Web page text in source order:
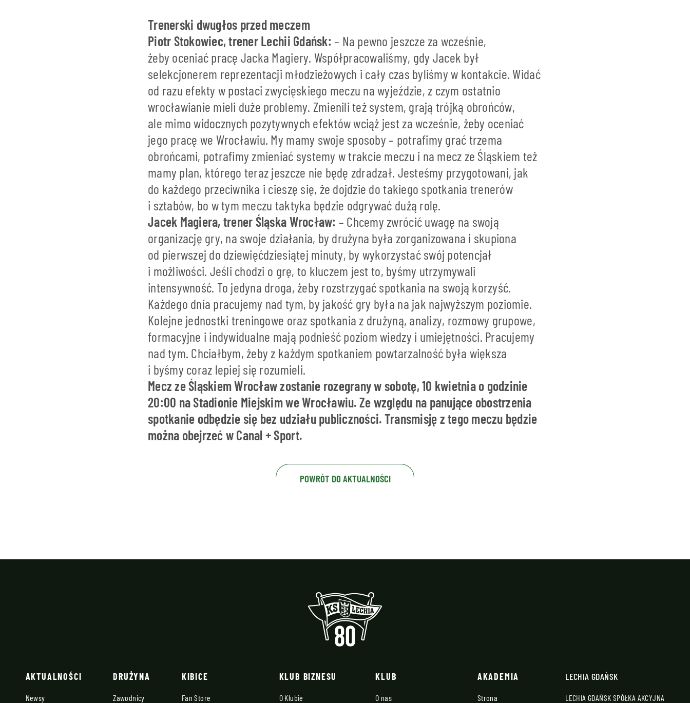
Trenerski dwugłos przed meczem
Piotr Stokowiec, trener Lechii Gdańsk:– Na pewno jeszcze za wcześnie,
żeby oceniać pracę Jacka Magiery. Współpracowaliśmy, gdy Jacek był
selekcjonerem reprezentacji młodzieżowych i cały czas byliśmy w kontakcie. Widać
od razu efekty w postaci zwycięskiego meczu na wyjeździe, z czym ostatnio
wrocławianie mieli duże problemy. Zmienili też system, grają trójką obrońców,
ale mimo widocznych pozytywnych efektów wciąż jest za wcześnie, żeby oceniać
jego pracę we Wrocławiu. My mamy swoje sposoby – potrafimy grać trzema
obrońcami, potrafimy zmieniać systemy w trakcie meczu i na mecz ze Śląskiem też
mamy plan, którego teraz jeszcze nie będę zdradzał. Jesteśmy przygotowani, jak
do każdego przeciwnika i cieszę się, że dojdzie do takiego spotkania trenerów
i sztabów, bo w tym meczu taktyka będzie odgrywać dużą rolę.
Jacek Magiera, trener Śląska Wrocław: – Chcemy zwrócić uwagę na swoją
organizację gry, na swoje działania, by drużyna była zorganizowana i skupiona
od pierwszej do dziewięćdziesiątej minuty, by wykorzystać swój potencjał
i możliwości. Jeśli chodzi o grę, to kluczem jest to, byśmy utrzymywali
intensywność. To jedyna droga, żeby rozstrzygać spotkania na swoją korzyść.
Każdego dnia pracujemy nad tym, by jakość gry była na jak najwyższym poziomie.
Kolejne jednostki treningowe oraz spotkania z drużyną, analizy, rozmowy grupowe,
formacyjne i indywidualne mają podnieść poziom wiedzy i umiejętności. Pracujemy
nad tym. Chciałbym, żeby z każdym spotkaniem powtarzalność była większa
i byśmy coraz lepiej się rozumieli.
Mecz ze Śląskiem Wrocław zostanie rozegrany w sobotę, 10 kwietnia o godzinie
20:00 na Stadionie Miejskim we Wrocławiu. Ze względu na panujące obostrzenia
spotkanie odbędzie się bez udziału publiczności. Transmisję z tego meczu będzie
można obejrzeć w Canal + Sport.
POWRÓT DO AKTUALNOŚCI
AKTUALNOŚCI
Newsy
DRUŻYNA
Zawodnicy
KIBICE
Fan Store
KLUB BIZNESU
O Klubie
KLUB
O nas
AKADEMIA
Strona
LECHIA GDAŃSK
LECHIA GDAŃSK SPÓŁKA AKCYJNA